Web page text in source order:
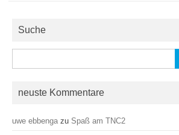
Suche
nach:
neuste Kommentare
uwe ebbenga zu Spaß am TNC2